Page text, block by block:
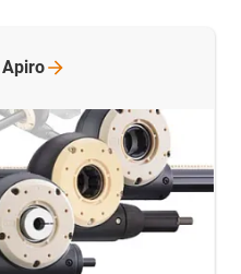
Apiro